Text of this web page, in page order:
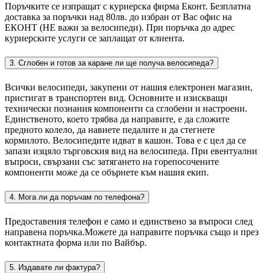
Поръчките се изпращат с куриерска фирма Еконт. Безплатна
доставка за поръчки над 80лв. до избран от Вас офис на
ЕКОНТ (НЕ важи за велосипеди). При поръчка до адрес
куриерските услуги се заплащат от клиента.
3. Сглобен и готов за каране ли ще получа велосипеда?
Всички велосипеди, закупени от нашия електронен магазин,
пристигат в транспортен вид. Основните и изискващи
технически познания компоненти са сглобени и настроени.
Единственото, което трябва да направите, е да сложите
предното колело, да навиете педалите и да стегнете
кормилото. Велосипедите идват в кашон. Това е с цел да се
запази изцяло търговския вид на велосипеда. При евентуални
въпроси, свързани със затягането на горепосочените
компоненти може да се обърнете към нашия екип.
4. Мога ли да поръчам по телефона?
Предоставения телефон е само и единствено за въпроси след
направена поръчка.Можете да направите поръчка също и през
контактната форма или по Вайбър.
5. Издавате ли фактура?